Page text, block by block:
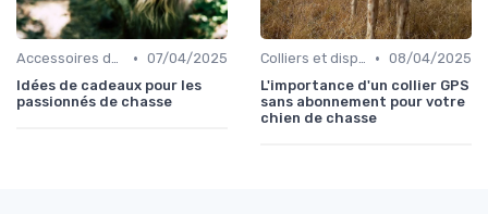
Accessoires de transport • 07/04/2025
Idées de cadeaux pour les
passionnés de chasse
Colliers et dispositifs de suivi • 08/04/2025
L'importance d'un collier GPS
sans abonnement pour votre
chien de chasse